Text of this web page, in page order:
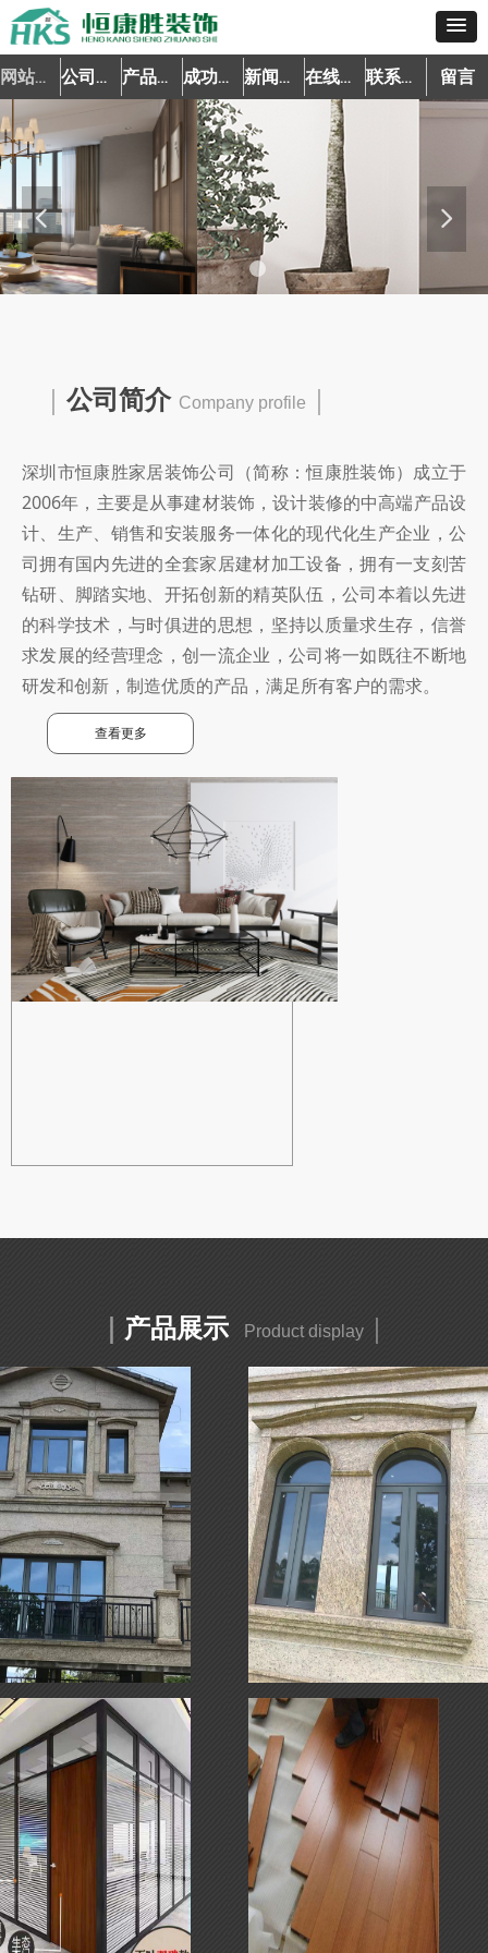
网站首页 公司简介 产品中心 成功案例 新闻资讯 在线预约 联系我们 留言
넳 넲
产品展示 Product display
公司简介 Company profile
深圳市恒康胜家居装饰公司 （简称：恒康胜装饰）成立于
2006年，主要是从事建材装饰，设计装修的中高端产品设
计、生产、销售和安装服务一体化的现代化生产企业，公
司拥有国内先进的全套家居建材加工设备，拥有一支刻苦
钻研、脚踏实地、开拓创新的精英队伍，公司本着以先进
的科学技术，与时俱进的思想，坚持以质量求生存，信誉
求发展的经营理念，创一流企业，公司将一如既往不断地
研发和创新，制造优质的产品，满足所有客户的需求。
查看更多